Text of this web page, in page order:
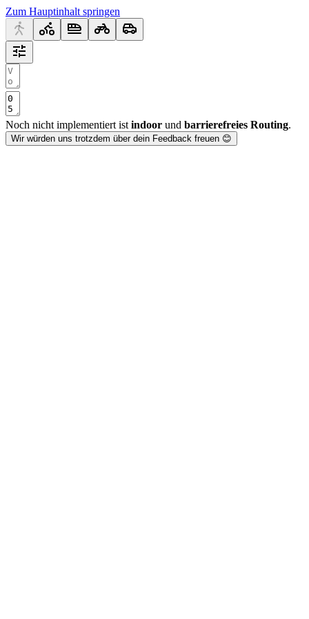
Zum Hauptinhalt springen
Noch nicht implementiert ist indoor und barrierefreies Routing.
Wir würden uns trotzdem über dein Feedback freuen 😊